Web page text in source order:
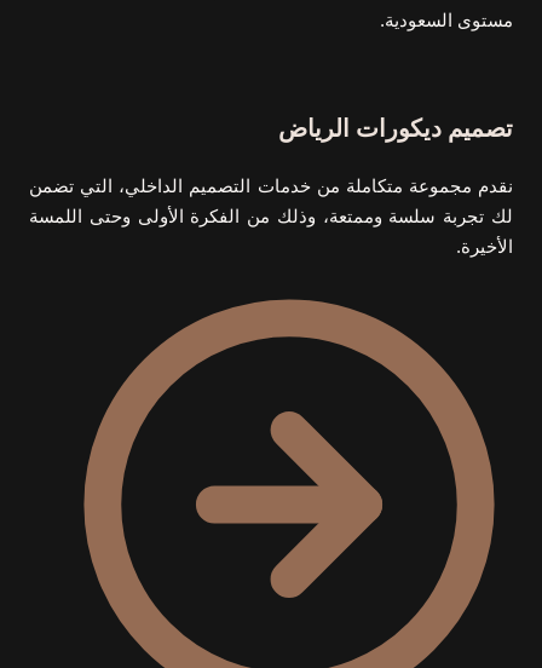
مستوى السعودية.
تصميم ديكورات الرياض
نقدم مجموعة متكاملة من خدمات التصميم الداخلي، التي تضمن
لك تجربة سلسة وممتعة، وذلك من الفكرة الأولى وحتى اللمسة
الأخيرة.